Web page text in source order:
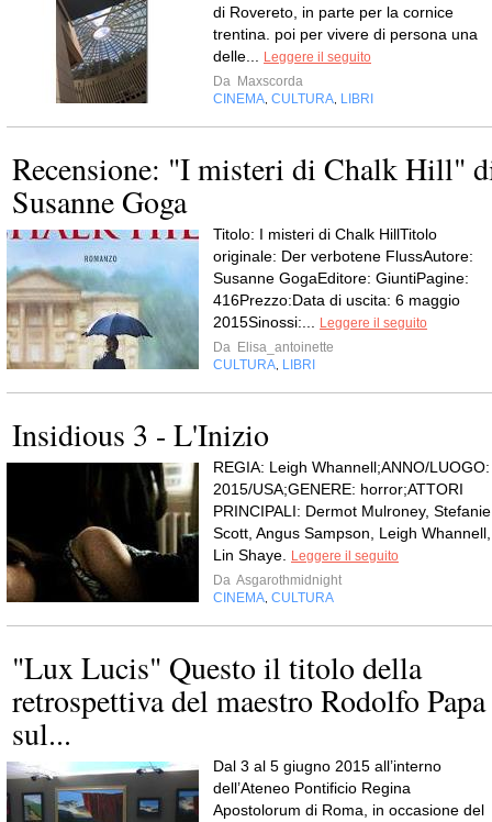
di Rovereto, in parte per la cornice
trentina. poi per vivere di persona una
delle...
Leggere il seguito
Da Maxscorda
CINEMA CULTURA LIBRI
Recensione: "I misteri di Chalk Hill"
Susanne Goga
Titolo: I misteri di Chalk HillTitolo
originale: Der verbotene FlussAutore:
Susanne GogaEditore: GiuntiPagine:
416Prezzo:Data di uscita: 6 maggio
2015Sinossi:...
Leggere il seguito
Da Elisa_antoinette
CULTURA LIBRI
Insidious 3 - L'Inizio
REGIA: Leigh Whannell;ANNO/LUOGO:
2015/USA;GENERE: horror;ATTORI
PRINCIPALI: Dermot Mulroney, Stefanie
Scott, Angus Sampson, Leigh Whannell,
Lin Shaye.
Leggere il seguito
Da Asgarothmidnight
CINEMA CULTURA
"Lux Lucis" Questo il titolo della
retrospettiva del maestro Rodolfo Papa
sul...
Dal 3 al 5 giugno 2015 all’interno
dell’Ateneo Pontificio Regina
Apostolorum di Roma, in occasione del